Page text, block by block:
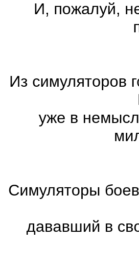
И, пожалуй,
Из симуляторов
уже в
Симуляторы
дававший в